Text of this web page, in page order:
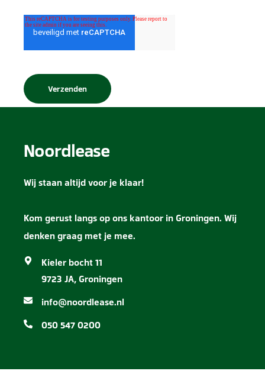
Noordlease
Wij staan altijd voor je klaar!
Kom gerust langs op ons kantoor in Groningen. Wij
denken graag met je mee.
Kieler bocht 11
9723 JA, Groningen
info@noordlease.nl
050 547 0200